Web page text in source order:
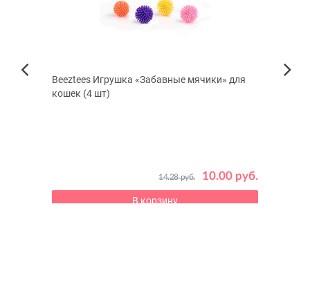
Beeztees Игрушка «Забавные мячики» для
кошек (4 шт)
10.00 руб.
14.28 руб.
В корзину